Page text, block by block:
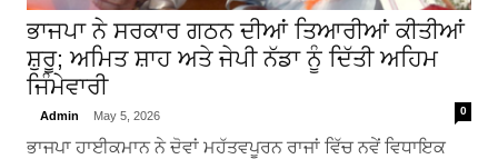
ਭਾਜਪਾ ਨੇ ਸਰਕਾਰ ਗਠਨ ਦੀਆਂ ਤਿਆਰੀਆਂ ਕੀਤੀਆਂ
ਸ਼ੁਰੂ; ਅਮਿਤ ਸ਼ਾਹ ਅਤੇ ਜੇਪੀ ਨੱਡਾ ਨੂੰ ਦਿੱਤੀ ਅਹਿਮ
ਜਿੰਮੇਵਾਰੀ
Admin May 5, 2026 0
ਭਾਜਪਾ ਹਾਈਕਮਾਨ ਨੇ ਦੋਵਾਂ ਮਹੱਤਵਪੂਰਨ ਰਾਜਾਂ ਵਿੱਚ ਨਵੇਂ ਵਿਧਾਇਕ